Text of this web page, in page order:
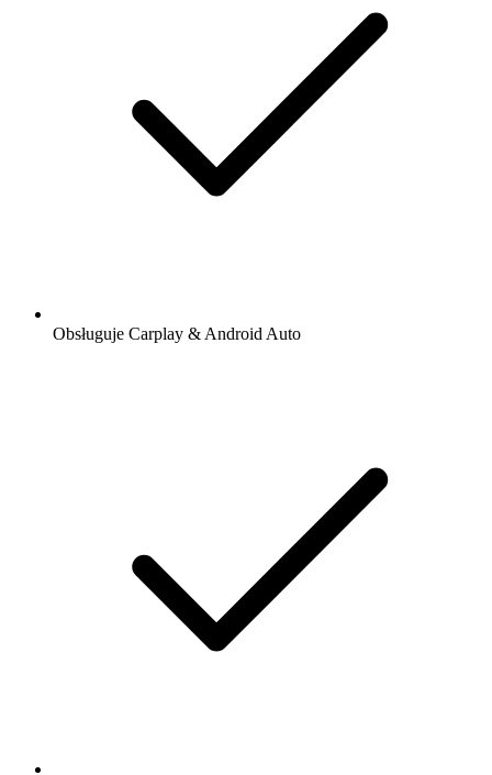
Obsługuje Carplay & Android Auto